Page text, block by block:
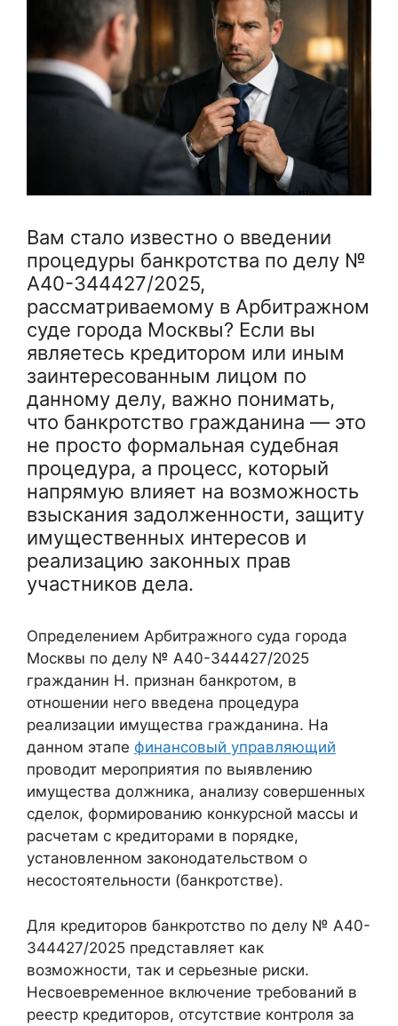
Вам стало известно о введении
процедуры банкротства по делу №
А40-344427/2025,
рассматриваемому в Арбитражном
суде города Москвы? Если вы
являетесь кредитором или иным
заинтересованным лицом по
данному делу, важно понимать,
что банкротство гражданина — это
не просто формальная судебная
процедура, а процесс, который
напрямую влияет на возможность
взыскания задолженности, защиту
имущественных интересов и
реализацию законных прав
участников дела.
Определением Арбитражного суда города
Москвы по делу № А40-344427/2025
гражданин Н. признан банкротом, в
отношении него введена процедура
реализации имущества гражданина. На
данном этапе финансовый управляющий
проводит мероприятия по выявлению
имущества должника, анализу совершенных
сделок, формированию конкурсной массы и
расчетам с кредиторами в порядке,
установленном законодательством о
несостоятельности (банкротстве).
Для кредиторов банкротство по делу № А40-
344427/2025 представляет как
возможности, так и серьезные риски.
Несвоевременное включение требований в
реестр кредиторов, отсутствие контроля за